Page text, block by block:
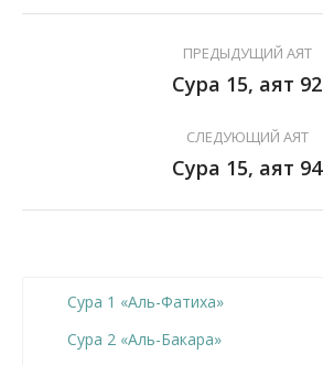
ПРЕДЫДУЩИЙ АЯТ
Сура 15, аят 92
СЛЕДУЮЩИЙ АЯТ
Сура 15, аят 94
Сура 1 «Аль-Фатиха»
Сура 2 «Аль-Бакара»